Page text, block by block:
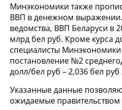
Минэкономики также
ВВП в денежном
ведомства, ВВП Беларуси в
млрд бел руб. Кроме курса
специалисты
постановление №2
долл/бел руб – 2,036 бел руб
Указанные данные
ожидаемые